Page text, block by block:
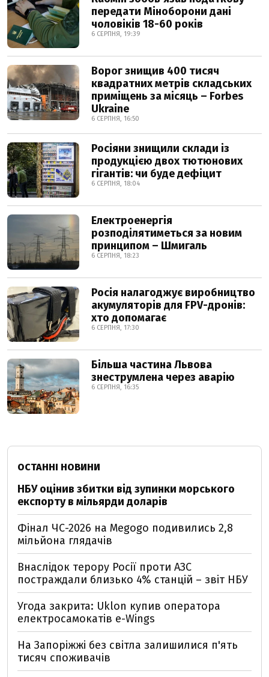
передати Міноборони дані
чоловіків 18-60 років
6 СЕРПНЯ, 19:39
Ворог знищив 400 тисяч
квадратних метрів складських
приміщень за місяць – Forbes
Ukraine
6 СЕРПНЯ, 16:50
Росіяни знищили склади із
продукцією двох тютюнових
гігантів: чи буде дефіцит
6 СЕРПНЯ, 18:04
Електроенергія
розподілятиметься за новим
принципом – Шмигаль
6 СЕРПНЯ, 18:23
Росія налагоджує виробництво
акумуляторів для FPV-дронів:
хто допомагає
6 СЕРПНЯ, 17:30
Більша частина Львова
знеструмлена через аварію
6 СЕРПНЯ, 16:35
ОСТАННІ НОВИНИ
НБУ оцінив збитки від зупинки морського
експорту в мільярди доларів
Фінал ЧС-2026 на Megogo подивились 2,8
мільйона глядачів
Внаслідок терору Росії проти АЗС
постраждали близько 4% станцій – звіт НБУ
Угода закрита: Uklon купив оператора
електросамокатів e-Wings
На Запоріжжі без світла залишилися п'ять
тисяч споживачів